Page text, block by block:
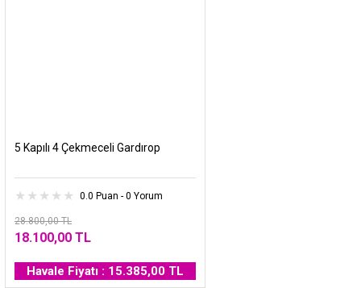
5 Kapılı 4 Çekmeceli Gardırop
0.0 Puan - 0 Yorum
28.800,00 TL
18.100,00 TL
Havale Fiyatı : 15.385,00 TL